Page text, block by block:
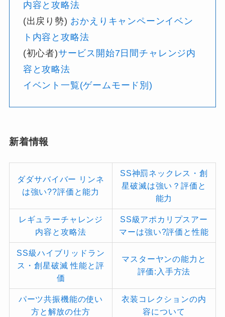
内容と攻略法
(出戻り勢) おかえりキャンペーンイベン
ト内容と攻略法
(初心者)サービス開始7日間チャレンジ内
容と攻略法
イベント一覧(ゲームモード別)
新着情報
ダダサバイバー リンネ
は強い??評価と能力
SS神罰ネックレス・創
星破滅は強い？評価と
能力
レギュラーチャレンジ
内容と攻略法
SS級アポカリプスアー
マーは強い?評価と性能
SS級ハイブリッドラン
ス・創星破滅 性能と評
価
マスターヤンの能力と
評価:入手方法
パーツ共振機能の使い
方と解放の仕方
衣装コレクションの内
容について